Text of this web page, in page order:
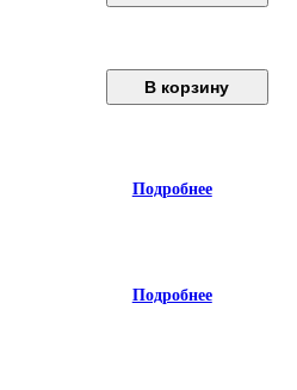
В корзину
Подробнее
Подробнее